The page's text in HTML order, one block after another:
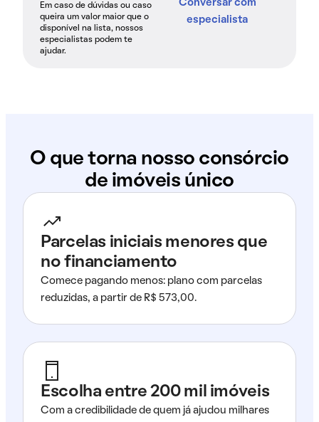
Em caso de dúvidas ou caso
queira um valor maior que o
disponível na lista, nossos
especialistas podem te
ajudar.
Conversar com
especialista
O que torna nosso consórcio
de imóveis único
Parcelas iniciais menores que
no financiamento
Comece pagando menos: plano com parcelas
reduzidas, a partir de R$ 573,00.
Escolha entre 200 mil imóveis
Com a credibilidade de quem já ajudou milhares